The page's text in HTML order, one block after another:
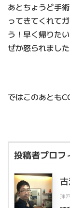
あとちょうど手
ってきてくれて
う！早く帰りた
ぜか怒られました
ではこのあとも
投稿者プロフ
理